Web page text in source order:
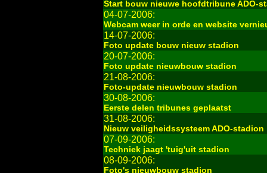
Start bouw nieuwe hoofdtribune ADO-
04-07-2006:
Webcam weer in orde en website
14-07-2006:
Foto update bouw nieuw stadion
20-07-2006:
Foto update nieuwbouw stadion
21-08-2006:
Foto-update nieuwbouw stadion
30-08-2006:
Eerste delen tribunes geplaatst
31-08-2006:
Nieuw veiligheidssysteem ADO-stadion
07-09-2006:
Techniek jaagt 'tuig'uit stadion
08-09-2006:
Foto's nieuwbouw stadion